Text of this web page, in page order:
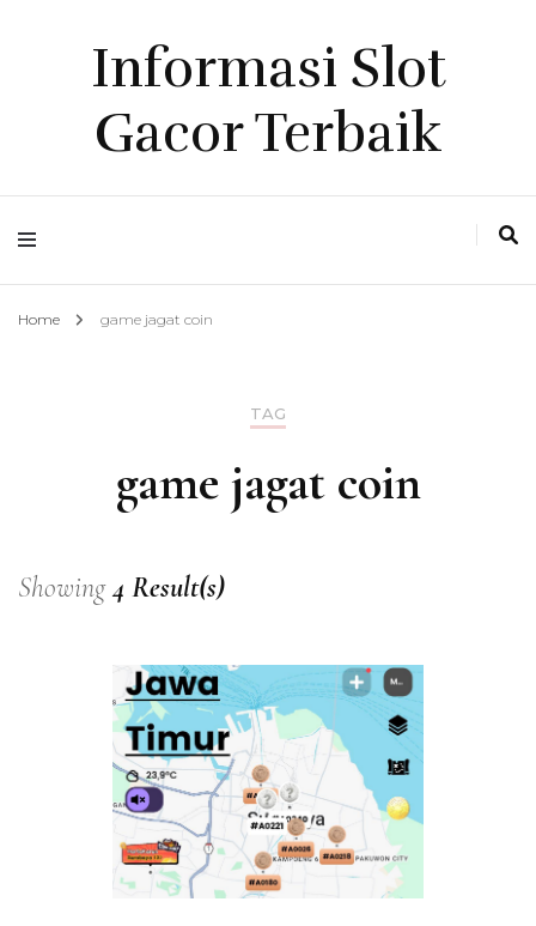
Informasi Slot
Gacor Terbaik
Home game jagat coin
TAG
game jagat coin
Showing4 Result(s)